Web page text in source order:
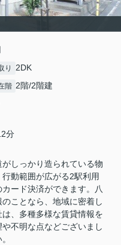
り 2DK
階 2階/2階建
分
しっかり造られている物
動範囲が広がる2駅利用
ード決済ができます。八
ことなら、地域に密着し
、多種多様な賃貸情報を
不明な点などございまし